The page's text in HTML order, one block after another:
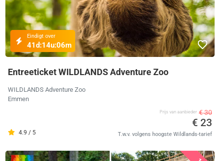
Eindigt over
41d:14u:06m
Entreeticket WILDLANDS Adventure Zoo
WILDLANDS Adventure Zoo
Emmen
4.9 / 5
Prijs van aanbieder € 30
€ 23
T.w.v. volgens hoogste Wildlands-tarief